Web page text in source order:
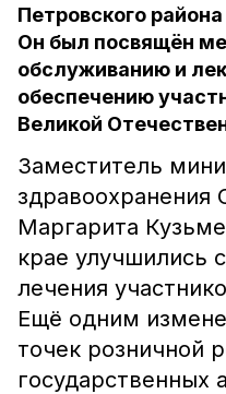
Петровского
Он был посвящён
обслуживанию и
обеспечению
Великой
Заместитель
здравоохранения
Маргарита
крае улучшились
лечения
Ещё одним
точек розничной
государственных